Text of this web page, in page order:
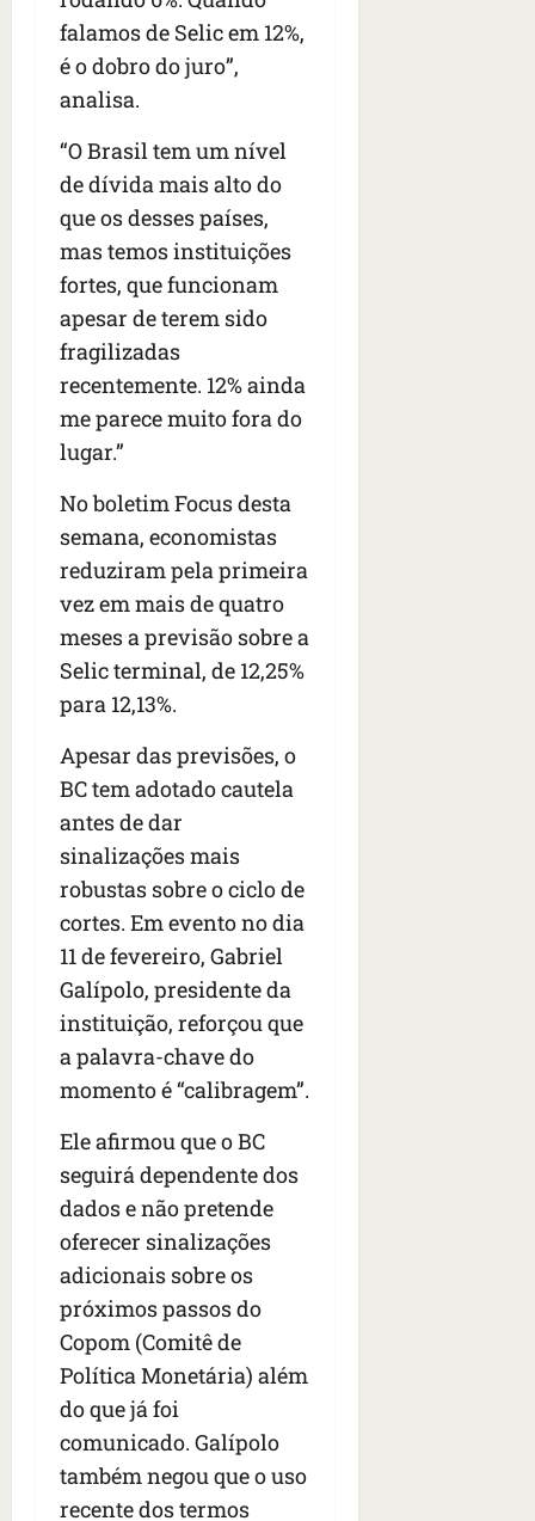
falamos de Selic em 12%,
é o dobro do juro”,
analisa.
“O Brasil tem um nível
de dívida mais alto do
que os desses países,
mas temos instituições
fortes, que funcionam
apesar de terem sido
fragilizadas
recentemente. 12% ainda
me parece muito fora do
lugar.”
No boletim Focus desta
semana, economistas
reduziram pela primeira
vez em mais de quatro
meses a previsão sobre a
Selic terminal, de 12,25%
para 12,13%.
Apesar das previsões, o
BC tem adotado cautela
antes de dar
sinalizações mais
robustas sobre o ciclo de
cortes. Em evento no dia
11 de fevereiro, Gabriel
Galípolo, presidente da
instituição, reforçou que
a palavra-chave do
momento é “calibragem”.
Ele afirmou que o BC
seguirá dependente dos
dados e não pretende
oferecer sinalizações
adicionais sobre os
próximos passos do
Copom (Comitê de
Política Monetária) além
do que já foi
comunicado. Galípolo
também negou que o uso
recente dos termos